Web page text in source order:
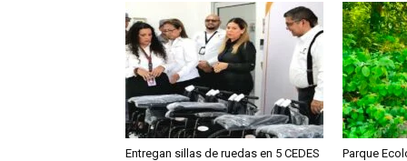
Entregan sillas de ruedas en 5 CEDES
Parque